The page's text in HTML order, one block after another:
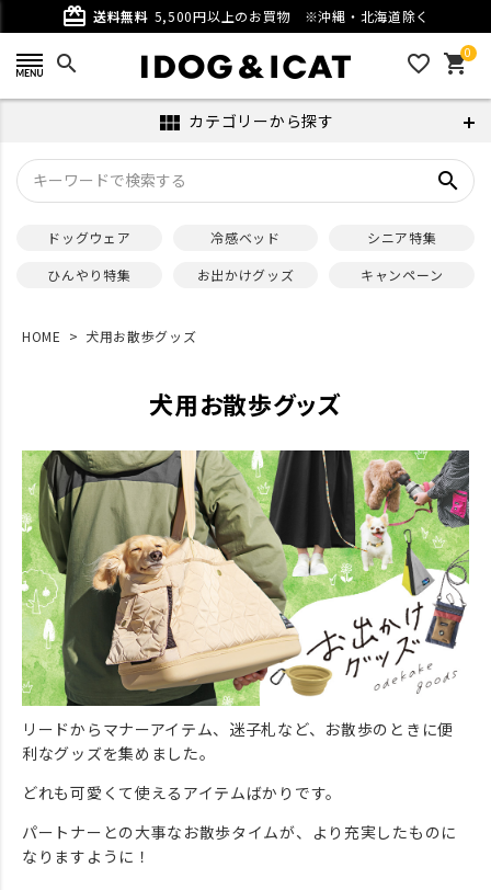
card_giftcard 送料無料 5,500円以上のお買物 ※沖縄・北海道除く
search favorite_outline 0
shopping_cart
view_module カテゴリーから探す
search
ドッグウェア 冷感ベッド
シニア特集
ひんやり特集
お出かけグッズ キャンペーン
HOME 犬用お散歩グッズ
犬用お散歩グッズ
リードからマナーアイテム、迷子札など、お散歩のときに便
利なグッズを集めました。
どれも可愛くて使えるアイテムばかりです。
パートナーとの大事なお散歩タイムが、より充実したものに
なりますように！